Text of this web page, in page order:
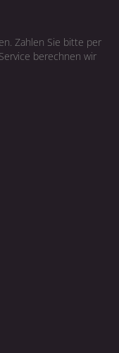
Zahlen Sie bitte per
berechnen wir